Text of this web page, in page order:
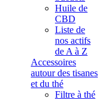
Huile de
CBD
Liste de
nos actifs
de A à Z
Accessoires
autour des tisanes
et du thé
Filtre à thé